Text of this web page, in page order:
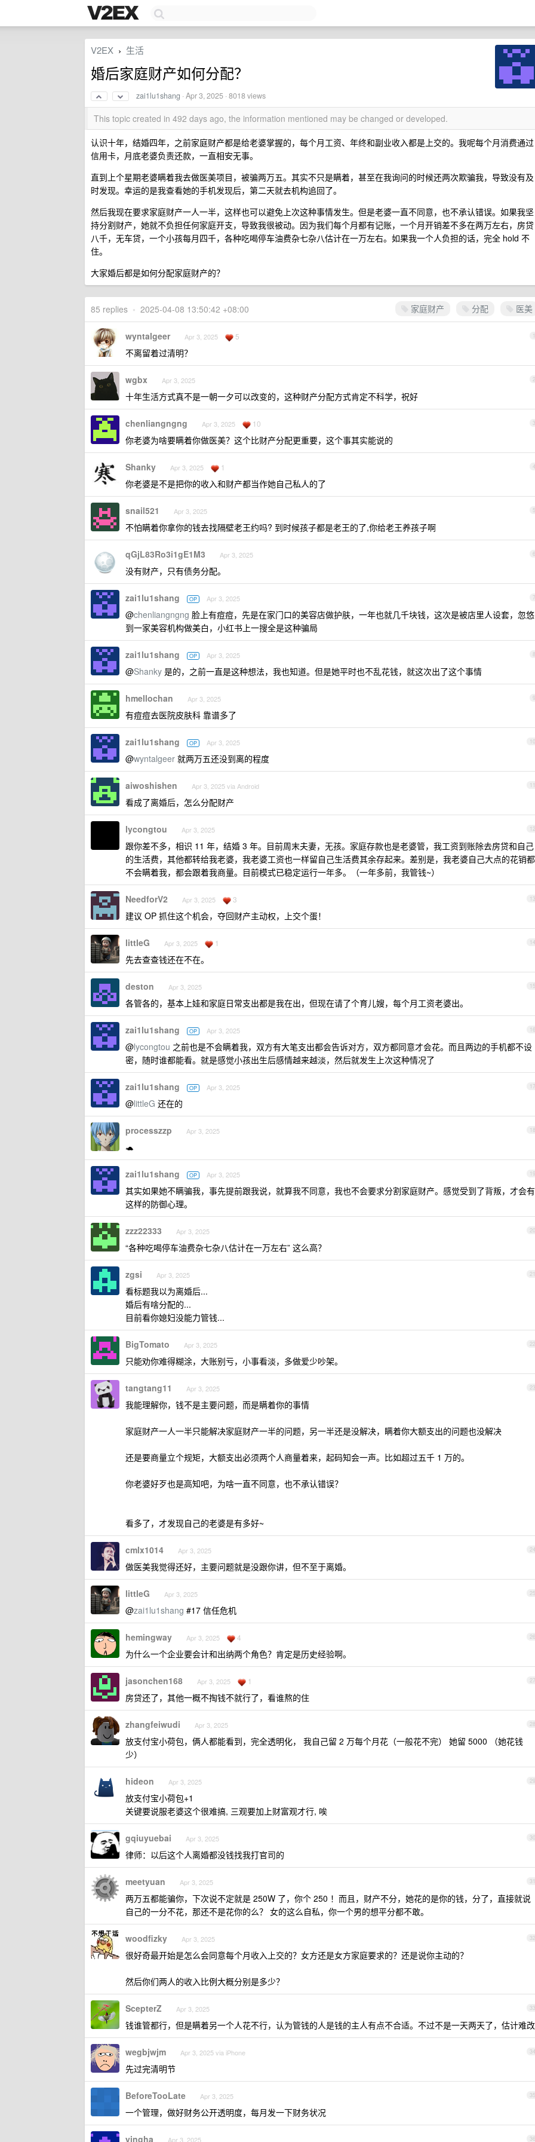
V2EX › 生活
婚后家庭财产如何分配？
zai1lu1shang ·Apr 3, 2025 · 8018 views
This topic created in 492 days ago, the information mentioned may be changed or developed.
认识十年，结婚四年，之前家庭财产都是给老婆掌握的，每个月工资、年终和副业收入都是上交的。我呢每个月消费通过
信用卡，月底老婆负责还款，一直相安无事。
直到上个星期老婆瞒着我去做医美项目，被骗两万五。其实不只是瞒着，甚至在我询问的时候还两次欺骗我，导致没有及
时发现。幸运的是我查看她的手机发现后，第二天就去机构追回了。
然后我现在要求家庭财产一人一半，这样也可以避免上次这种事情发生。但是老婆一直不同意，也不承认错误。如果我坚
持分割财产，她就不负担任何家庭开支，导致我很被动。因为我们每个月都有记账，一个月开销差不多在两万左右，房贷
八千，无车贷，一个小孩每月四千，各种吃喝停车油费杂七杂八估计在一万左右。如果我一个人负担的话，完全 hold 不
住。
大家婚后都是如何分配家庭财产的？
家庭财产 分配 医美
85 replies • 2025-04-08 13:50:42 +08:00
1
wyntalgeer Apr 3, 2025 5
不离留着过清明？
2
wgbx Apr 3, 2025
十年生活方式真不是一朝一夕可以改变的，这种财产分配方式肯定不科学，祝好
3
chenliangngng Apr 3, 2025 10
你老婆为啥要瞒着你做医美？这个比财产分配更重要，这个事其实能说的
4
Shanky Apr 3, 2025 1
你老婆是不是把你的收入和财产都当作她自己私人的了
5
snail521 Apr 3, 2025
不怕瞒着你拿你的钱去找隔壁老王约吗? 到时候孩子都是老王的了,你给老王养孩子啊
6
qGjL83Ro3i1gE1M3 Apr 3, 2025
没有财产，只有债务分配。
7
zai1lu1shang OP Apr 3, 2025
@chenliangngng 脸上有痘痘，先是在家门口的美容店做护肤，一年也就几千块钱，这次是被店里人设套，忽悠
到一家美容机构做美白，小红书上一搜全是这种骗局
8
zai1lu1shang OP Apr 3, 2025
@Shanky 是的，之前一直是这种想法，我也知道。但是她平时也不乱花钱，就这次出了这个事情
9
hmellochan Apr 3, 2025
有痘痘去医院皮肤科 靠谱多了
10
zai1lu1shang OP Apr 3, 2025
@wyntalgeer 就两万五还没到离的程度
11
aiwoshishen Apr 3, 2025 via Android
看成了离婚后，怎么分配财产
12
lycongtou Apr 3, 2025
跟你差不多，相识 11 年，结婚 3 年。目前周末夫妻，无孩。家庭存款也是老婆管，我工资到账除去房贷和自己
的生活费，其他都转给我老婆，我老婆工资也一样留自己生活费其余存起来。差别是，我老婆自己大点的花销都
不会瞒着我，都会跟着我商量。目前模式已稳定运行一年多。（一年多前，我管钱~）
13
NeedforV2 Apr 3, 2025 3
建议 OP 抓住这个机会，夺回财产主动权，上交个蛋！
14
littleG Apr 3, 2025 1
先去查查钱还在不在。
15
deston Apr 3, 2025
各管各的，基本上娃和家庭日常支出都是我在出，但现在请了个育儿嫂，每个月工资老婆出。
16
zai1lu1shang OP Apr 3, 2025
@lycongtou 之前也是不会瞒着我，双方有大笔支出都会告诉对方，双方都同意才会花。而且两边的手机都不设
密，随时谁都能看。就是感觉小孩出生后感情越来越淡，然后就发生上次这种情况了
17
zai1lu1shang OP Apr 3, 2025
@littleG 还在的
18
processzzp Apr 3, 2025
🐢
19
zai1lu1shang OP Apr 3, 2025
其实如果她不瞒骗我，事先提前跟我说，就算我不同意，我也不会要求分割家庭财产。感觉受到了背叛，才会有
这样的防御心理。
20
zzz22333 Apr 3, 2025
“各种吃喝停车油费杂七杂八估计在一万左右” 这么高？
21
zgsi Apr 3, 2025
看标题我以为离婚后...
婚后有啥分配的...
目前看你媳妇没能力管钱...
22
BigTomato Apr 3, 2025
只能劝你难得糊涂，大账别亏，小事看淡，多做爱少吵架。
23
tangtang11 Apr 3, 2025
我能理解你，钱不是主要问题，而是瞒着你的事情
家庭财产一人一半只能解决家庭财产一半的问题，另一半还是没解决，瞒着你大额支出的问题也没解决
还是要商量立个规矩，大额支出必须两个人商量着来，起码知会一声。比如超过五千 1 万的。
你老婆好歹也是高知吧，为啥一直不同意，也不承认错误？
看多了，才发现自己的老婆是有多好~
24
cmlx1014 Apr 3, 2025
做医美我觉得还好，主要问题就是没跟你讲，但不至于离婚。
25
littleG Apr 3, 2025
@zai1lu1shang #17 信任危机
26
hemingway Apr 3, 2025 4
为什么一个企业要会计和出纳两个角色？肯定是历史经验啊。
27
jasonchen168 Apr 3, 2025 1
房贷还了，其他一概不掏钱不就行了，看谁熬的住
28
zhangfeiwudi Apr 3, 2025
放支付宝小荷包，俩人都能看到，完全透明化， 我自己留 2 万每个月花（一般花不完） 她留 5000 （她花钱
少）
29
hideon Apr 3, 2025
放支付宝小荷包+1
关键要说服老婆这个很难搞, 三观要加上财富观才行, 唉
30
gqiuyuebai Apr 3, 2025
律师：以后这个人离婚都没钱找我打官司的
31
meetyuan Apr 3, 2025
两万五都能骗你，下次说不定就是 250W 了，你个 250 ！而且，财产不分，她花的是你的钱，分了，直接就说
自己的一分不花，那还不是花你的么？ 女的这么自私，你一个男的想平分都不敢。
32
woodfizky Apr 3, 2025
很好奇最开始是怎么会同意每个月收入上交的？女方还是女方家庭要求的？还是说你主动的？
然后你们两人的收入比例大概分别是多少？
33
ScepterZ Apr 3, 2025
钱谁管都行，但是瞒着另一个人花不行，认为管钱的人是钱的主人有点不合适。不过不是一天两天了，估计难改
34
wegbjwjm Apr 3, 2025 via iPhone
先过完清明节
35
BeforeTooLate Apr 3, 2025
一个管理，做好财务公开透明度，每月发一下财务状况
36
yingha Apr 3, 2025